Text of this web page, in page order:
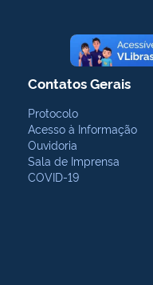
Contatos Gerais
Protocolo
Acesso à Informação
Ouvidoria
Sala de Imprensa
COVID-19